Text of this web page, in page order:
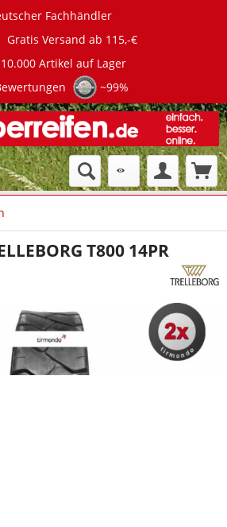
Fachhändler
Gratis Versand ab 115,-€
Artikel auf Lager
~99%
T800 14PR